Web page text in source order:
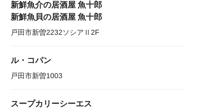
新鮮魚介の居酒屋 魚十郎
新鮮魚貝の居酒屋 魚十郎
戸田市新曽2232ソシアⅡ2F
ル・コパン
戸田市新曽1003
スープカリーシーエス